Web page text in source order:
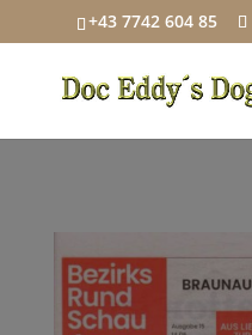
+43 7742 604 85